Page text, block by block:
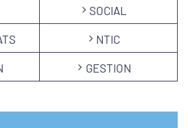
SOCIAL
NTIC
GESTION